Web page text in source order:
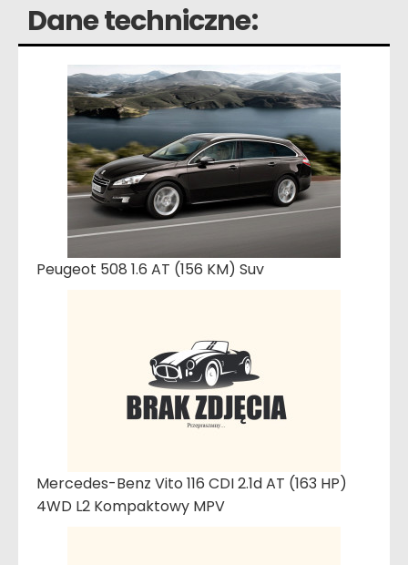
Dane techniczne:
Peugeot 508 1.6 AT (156 KM) Suv
Mercedes-Benz Vito 116 CDI 2.1d AT (163 HP)
4WD L2 Kompaktowy MPV